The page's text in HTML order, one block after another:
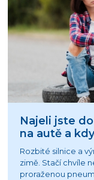
Najeli jste
na autě a
Rozbité silnice a
zimě. Stačí chvíle
proraženou